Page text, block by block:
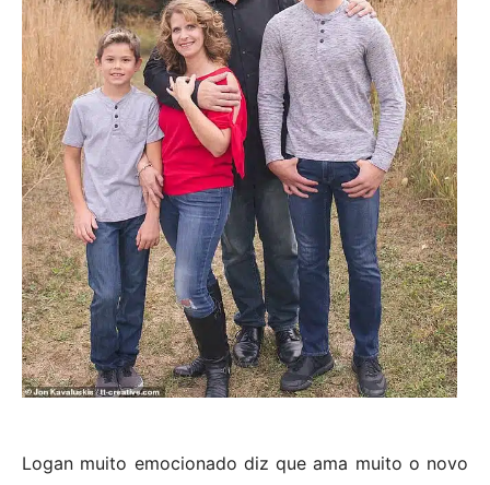
Logan muito emocionado diz que ama muito o novo